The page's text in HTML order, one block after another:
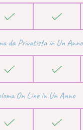
da Privatista in Un Anno
On Line in Un Anno